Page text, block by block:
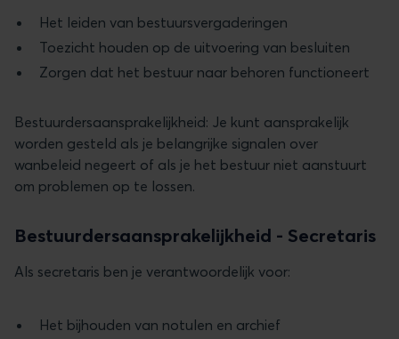
Het leiden van bestuursvergaderingen
Toezicht houden op de uitvoering van besluiten
Zorgen dat het bestuur naar behoren functioneert
Bestuurdersaansprakelijkheid: Je kunt aansprakelijk
worden gesteld als je belangrijke signalen over
wanbeleid negeert of als je het bestuur niet aanstuurt
om problemen op te lossen.
Bestuurdersaansprakelijkheid - Secretaris
Als secretaris ben je verantwoordelijk voor:
Het bijhouden van notulen en archief